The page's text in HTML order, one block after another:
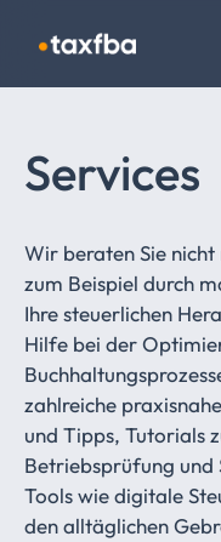
Navigation
Services
Wir beraten Sie
zum Beispiel durch
Ihre steuerlichen
Hilfe bei der
zahlreiche
und Tipps, Tutorials
Betriebsprüfung
Tools wie digitale
den alltäglichen